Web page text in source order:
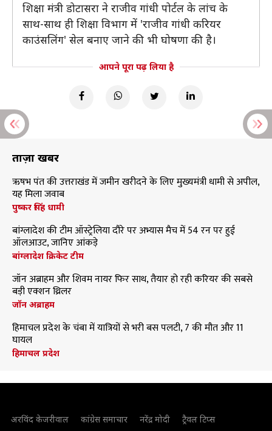
शिक्षा मंत्री डोटासरा ने राजीव गांधी पोर्टल के लांच के
साथ-साथ ही शिक्षा विभाग में 'राजीव गांधी करियर
काउंसलिंग' सेल बनाए जाने की भी घोषणा की है।
आपने पूरा पढ़ लिया है
ताज़ा खबरें
ऋषभ पंत की उत्तराखंड में जमीन खरीदने के लिए मुख्यमंत्री धामी से अपील,
यह मिला जवाब
पुष्कर सिंह धामी
बांग्लादेश की टीम ऑस्ट्रेलिया दौरे पर अभ्यास मैच में 54 रन पर हुई
ऑलआउट, जानिए आंकड़े
बांग्लादेश क्रिकेट टीम
जॉन अब्राहम और शिवम नायर फिर साथ, तैयार हो रही करियर की सबसे
बड़ी एक्शन थ्रिलर
जॉन अब्राहम
हिमाचल प्रदेश के चंबा में यात्रियों से भरी बस पलटी, 7 की मौत और 11
घायल
हिमाचल प्रदेश
अरविंद केजरीवाल कांग्रेस समाचार नरेंद्र मोदी ट्रैवल टिप्स